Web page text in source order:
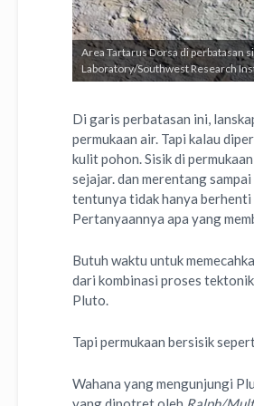
Area Tartarus Dorsa di perbatasan
Laboratory/Southwest Research
Di garis perbatasan ini,
permukaan air. Tapi kalau
kulit pohon. Sisik di
sejajar. dan merentang
tentunya tidak hanya berhenti
Pertanyaannya apa yang
Butuh waktu untuk
dari kombinasi proses
Pluto.
Tapi permukaan bersisik
Wahana yang mengunjungi